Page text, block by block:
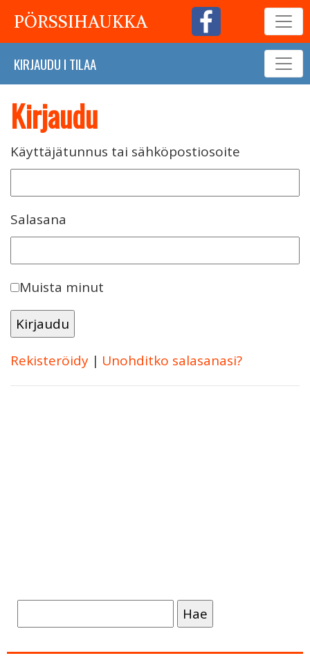
PÖRSSIHAUKKA
KIRJAUDU I TILAA
Kirjaudu
Käyttäjätunnus tai sähköpostiosoite
Salasana
Muista minut
Rekisteröidy | Unohditko salasanasi?